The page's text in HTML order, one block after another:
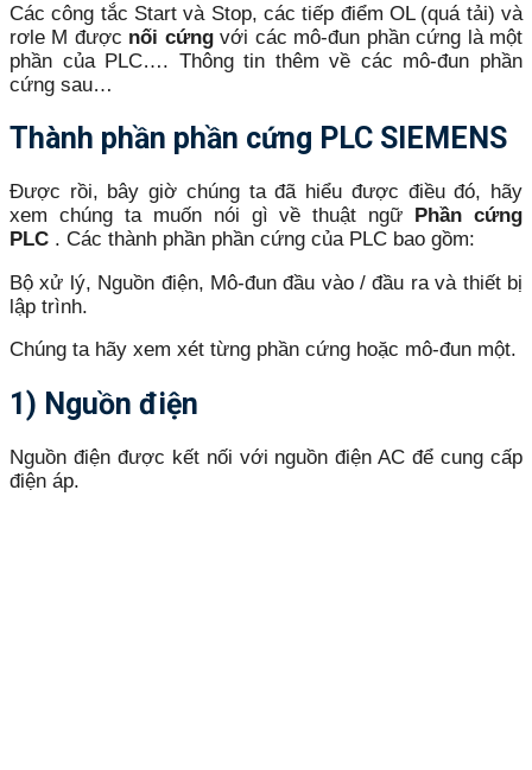
Các công tắc Start và Stop, các tiếp điểm OL (quá tải) và
rơle M được nối cứngvới các mô-đun phần cứng là một
phần của PLC…. Thông tin thêm về các mô-đun phần
cứng sau…
Thành phần phần cứng PLC SIEMENS
Được rồi, bây giờ chúng ta đã hiểu được điều đó, hãy
xem chúng ta muốn nói gì về thuật ngữ Phần cứng
PLC . Các thành phần phần cứng của PLC bao gồm:
Bộ xử lý, Nguồn điện, Mô-đun đầu vào / đầu ra và thiết bị
lập trình.
Chúng ta hãy xem xét từng phần cứng hoặc mô-đun một.
1) Nguồn điện
Nguồn điện được kết nối với nguồn điện AC để cung cấp
điện áp.